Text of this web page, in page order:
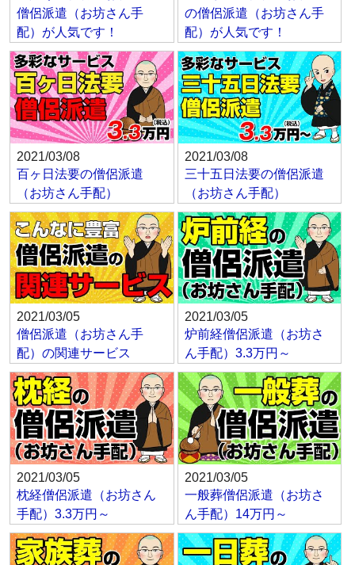
僧侶派遣（お坊さん手
配）が人気です！
の僧侶派遣（お坊さん手
配）が人気です！
2021/03/08
百ヶ日法要の僧侶派遣
（お坊さん手配）
2021/03/08
三十五日法要の僧侶派遣
（お坊さん手配）
2021/03/05
僧侶派遣（お坊さん手
配）の関連サービス
2021/03/05
炉前経僧侶派遣（お坊さ
ん手配）3.3万円～
2021/03/05
枕経僧侶派遣（お坊さん
手配）3.3万円～
2021/03/05
一般葬僧侶派遣（お坊さ
ん手配）14万円～